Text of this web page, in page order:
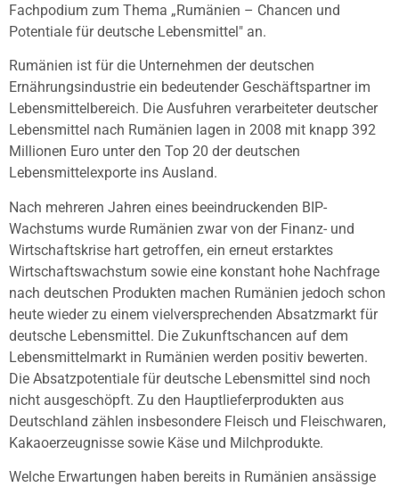
Fachpodium zum Thema „Rumänien – Chancen und
Potentiale für deutsche Lebensmittel" an.
Rumänien ist für die Unternehmen der deutschen
Ernährungsindustrie ein bedeutender Geschäftspartner im
Lebensmittelbereich. Die Ausfuhren verarbeiteter deutscher
Lebensmittel nach Rumänien lagen in 2008 mit knapp 392
Millionen Euro unter den Top 20 der deutschen
Lebensmittelexporte ins Ausland.
Nach mehreren Jahren eines beeindruckenden BIP-
Wachstums wurde Rumänien zwar von der Finanz- und
Wirtschaftskrise hart getroffen, ein erneut erstarktes
Wirtschaftswachstum sowie eine konstant hohe Nachfrage
nach deutschen Produkten machen Rumänien jedoch schon
heute wieder zu einem vielversprechenden Absatzmarkt für
deutsche Lebensmittel. Die Zukunftschancen auf dem
Lebensmittelmarkt in Rumänien werden positiv bewerten.
Die Absatzpotentiale für deutsche Lebensmittel sind noch
nicht ausgeschöpft. Zu den Hauptlieferprodukten aus
Deutschland zählen insbesondere Fleisch und Fleischwaren,
Kakaoerzeugnisse sowie Käse und Milchprodukte.
Welche Erwartungen haben bereits in Rumänien ansässige